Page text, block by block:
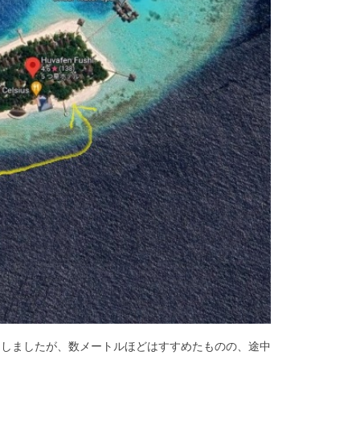
ましたが、数メートルほどはすすめたものの、途中